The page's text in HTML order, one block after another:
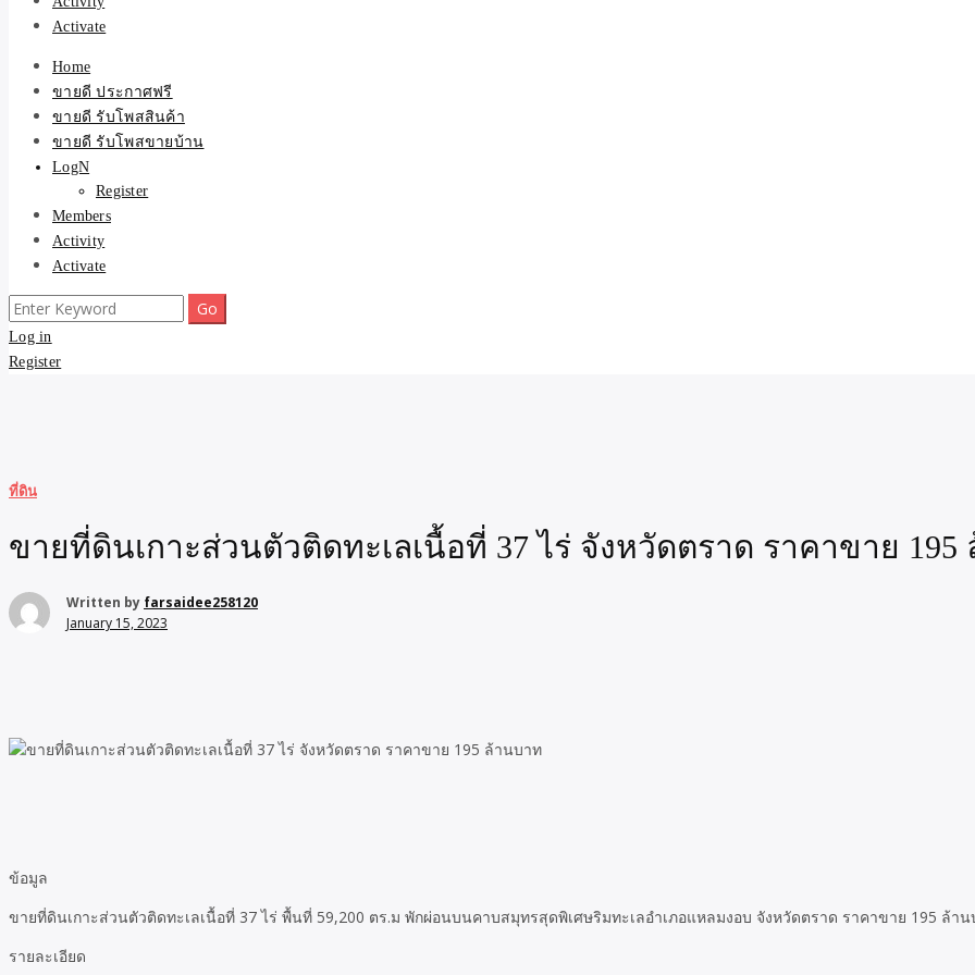
Activate
Home
ขายดี ประกาศฟรี
ขายดี รับโพสสินค้า
ขายดี รับโพสขายบ้าน
LogN
Register
Members
Activity
Activate
Search
for:
Log in
Register
ที่ดิน
ขายที่ดินเกาะส่วนตัวติดทะเลเนื้อที่ 37 ไร่ จังหวัดตราด ราคาขาย 195
Written by farsaidee258120
January 15, 2023
ข้อมูล
ขายที่ดินเกาะส่วนตัวติดทะเลเนื้อที่ 37 ไร่ พื้นที่ 59,200 ตร.ม พักผ่อนบนคาบสมุทรสุดพิเศษริมทะเลอำเภอแหลมงอบ จังหวัดตราด ราคาขาย 195 ล้า
รายละเอียด